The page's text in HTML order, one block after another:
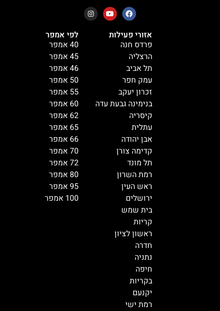
לפי אמפר
40 אמפר
45 אמפר
46 אמפר
50 אמפר
55 אמפר
60 אמפר
62 אמפר
65 אמפר
66 אמפר
70 אמפר
72 אמפר
80 אמפר
95 אמפר
100 אמפר
אזורי פעילות
פרדס חנה
הרצליה
תל אביב
עמק חפר
זכרון יעקב
בנימינה גבעת עדה
קיסריה
עתלית
אבן יהודה
קדימה צורן
תל מונד
רמת השרון
ראש העין
ירושלים
בית שמש
קריות
ראשון לציון
חדרה
נתניה
חיפה
בקריות
יקנעם
רמת ישי